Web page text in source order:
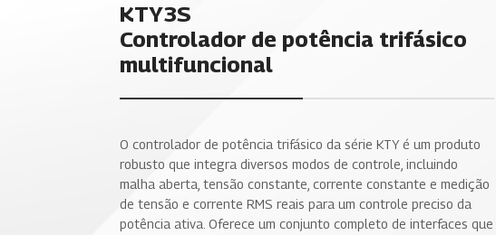
KTY3S
Controlador de potência trifásico
multifuncional
O controlador de potência trifásico da série KTY é um produto
robusto que integra diversos modos de controle, incluindo
malha aberta, tensão constante, corrente constante e medição
de tensão e corrente RMS reais para um controle preciso da
potência ativa. Oferece um conjunto completo de interfaces que